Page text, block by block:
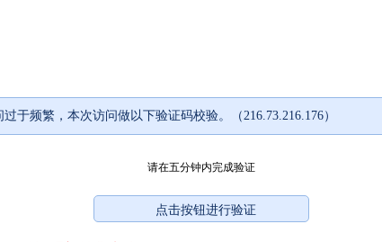
过于频繁，本次访问做以下验证码校验。（216.73.216.176）
请在五分钟内完成验证